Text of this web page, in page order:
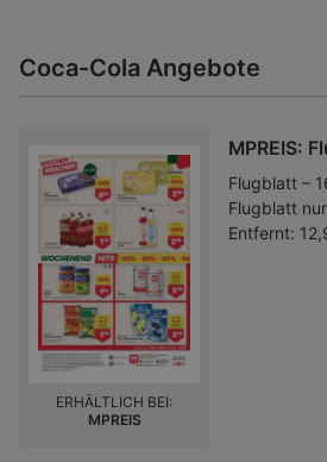
Coca-Cola Angebote
MPREIS:
Flugblatt –
Flugblatt
Entfernt:
ERHÄLTLICH BEI:
MPREIS